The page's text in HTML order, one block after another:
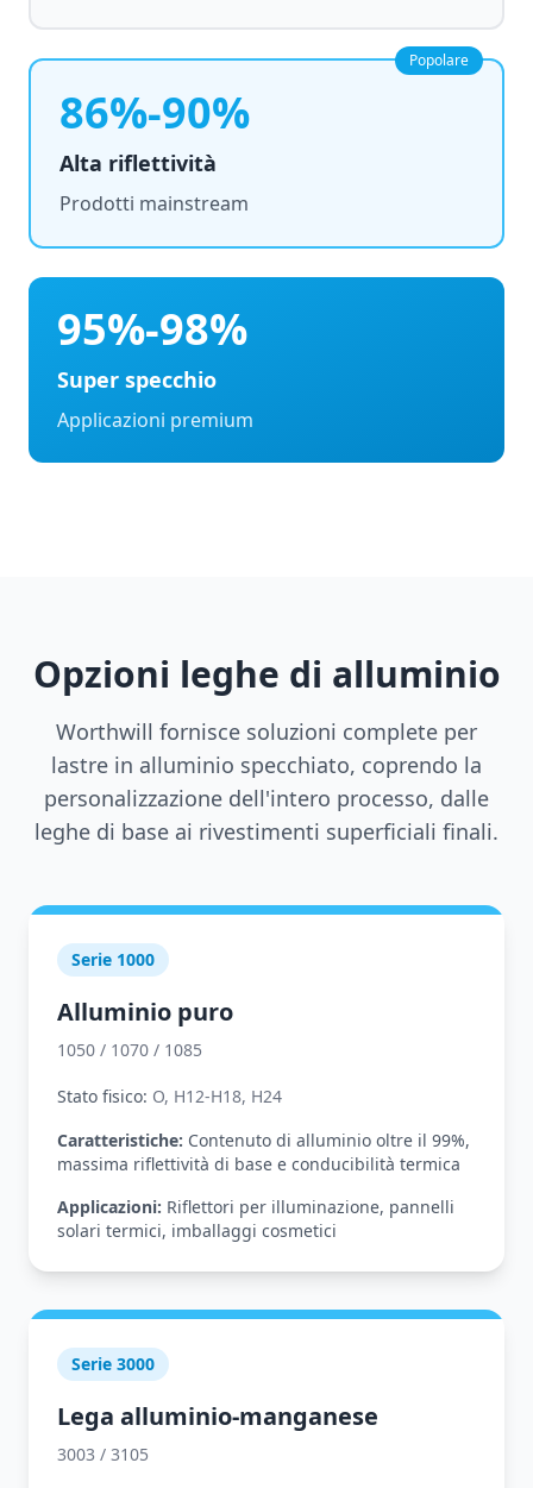
Popolare
86%-90%
Alta riflettività
Prodotti mainstream
95%-98%
Super specchio
Applicazioni premium
Opzioni leghe di alluminio
Worthwill fornisce soluzioni complete per
lastre in alluminio specchiato, coprendo la
personalizzazione dell'intero processo, dalle
leghe di base ai rivestimenti superficiali finali.
Serie 1000
Alluminio puro
1050 / 1070 / 1085
Stato fisico: O, H12-H18, H24
Caratteristiche: Contenuto di alluminio oltre il 99%,
massima riflettività di base e conducibilità termica
Applicazioni: Riflettori per illuminazione, pannelli
solari termici, imballaggi cosmetici
Serie 3000
Lega alluminio-manganese
3003 / 3105